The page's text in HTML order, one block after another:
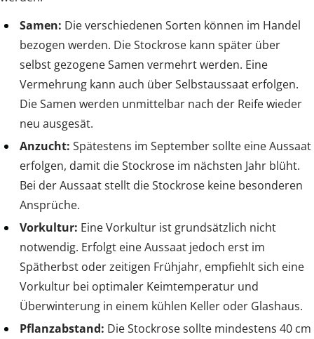
Samen: Die verschiedenen Sorten können im Handel
bezogen werden. Die Stockrose kann später über
selbst gezogene Samen vermehrt werden. Eine
Vermehrung kann auch über Selbstaussaat erfolgen.
Die Samen werden unmittelbar nach der Reife wieder
neu ausgesät.
Anzucht: Spätestens im September sollte eine Aussaat
erfolgen, damit die Stockrose im nächsten Jahr blüht.
Bei der Aussaat stellt die Stockrose keine besonderen
Ansprüche.
Vorkultur: Eine Vorkultur ist grundsätzlich nicht
notwendig. Erfolgt eine Aussaat jedoch erst im
Spätherbst oder zeitigen Frühjahr, empfiehlt sich eine
Vorkultur bei optimaler Keimtemperatur und
Überwinterung in einem kühlen Keller oder Glashaus.
Pflanzabstand: Die Stockrose sollte mindestens 40 cm